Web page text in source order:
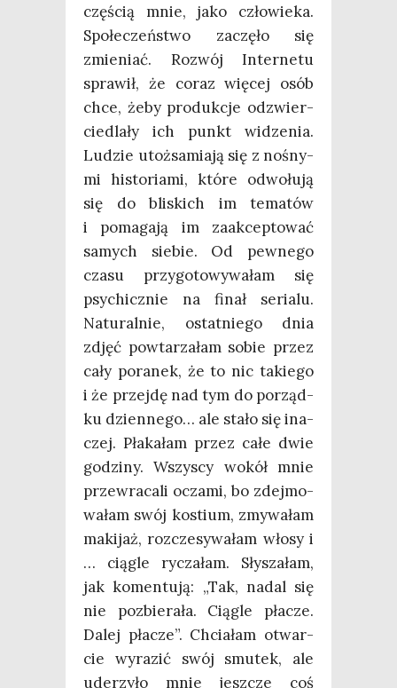
czę­ścią mnie, jako czło­wie­ka.
Spo­łe­czeń­stwo zaczę­ło się
zmie­niać. Roz­wój Inter­ne­tu
spra­wił, że coraz wię­cej osób
chce, żeby pro­duk­cje odzwier­
cie­dla­ły ich punkt widze­nia.
Ludzie utoż­sa­mia­ją się z nośny­
mi histo­ria­mi, któ­re odwo­łu­ją
się do bli­skich im tema­tów
i poma­ga­ją im zaak­cep­to­wać
samych sie­bie. Od pew­ne­go
cza­su przy­go­to­wy­wa­łam się
psy­chicz­nie na finał seria­lu.
Natu­ral­nie, ostat­nie­go dnia
zdjęć powta­rza­łam sobie przez
cały pora­nek, że to nic takie­go
i że przej­dę nad tym do porząd­
ku dzien­ne­go… ale sta­ło się ina­
czej. Pła­ka­łam przez całe dwie
godzi­ny. Wszy­scy wokół mnie
prze­wra­ca­li ocza­mi, bo zdej­mo­
wa­łam swój kostium, zmy­wa­łam
maki­jaż, roz­cze­sy­wa­łam wło­sy i
… cią­gle rycza­łam. Sły­sza­łam,
jak komen­tu­ją: „Tak, nadal się
nie pozbie­ra­ła. Cią­gle pła­cze.
Dalej pła­cze”. Chcia­łam otwar­
cie wyra­zić swój smu­tek, ale
ude­rzy­ło mnie jesz­cze coś